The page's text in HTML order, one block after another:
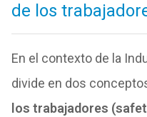
de los
En el contexto de la
divide en dos
los trabajadores